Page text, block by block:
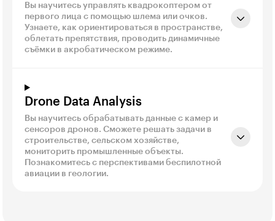
Вы научитесь управлять квадрокоптером от
первого лица с помощью шлема или очков.
Узнаете, как ориентироваться в пространстве,
облетать препятствия, проводить динамичные
съёмки в акробатическом режиме.
Drone Data Analysis
Вы научитесь обрабатывать данные с камер и
сенсоров дронов. Сможете решать задачи в
строительстве, сельском хозяйстве,
мониторить промышленные объекты.
Познакомитесь с перспективами беспилотной
авиации в геологии.